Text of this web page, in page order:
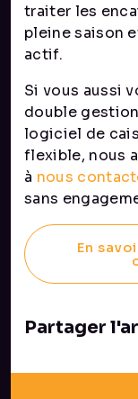
traiter les
pleine saison
actif.
Si vous aussi
double
logiciel de
flexible, nous
à nous
sans
En
Partager